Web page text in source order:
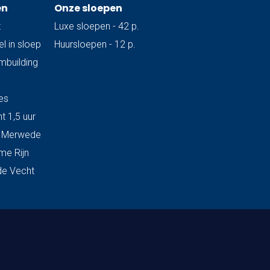
in sloep
1,5 uur
Rijn
Vecht
Onze sloepen
Luxe sloepen - 42 p.
Huursloepen - 12 p.